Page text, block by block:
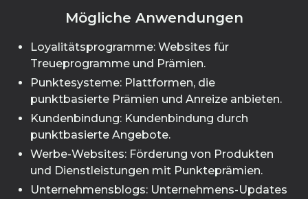
Mögliche Anwendungen
Loyalitätsprogramme: Websites für
Treueprogramme und Prämien.
Punktesysteme: Plattformen, die
punktbasierte Prämien und Anreize anbieten.
Kundenbindung: Kundenbindung durch
punktbasierte Angebote.
Werbe-Websites: Förderung von Produkten
und Dienstleistungen mit Punkteprämien.
Unternehmensblogs: Unternehmens-Updates